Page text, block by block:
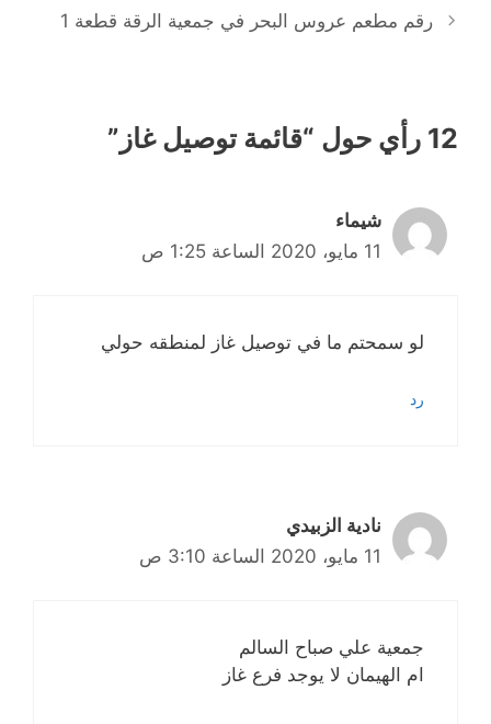
رقم مطعم عروس البحر في جمعية الرقة قطعة 1
12 رأي حول “قائمة توصيل غاز”
شيماء
11 مايو، 2020 الساعة 1:25 ص
لو سمحتم ما في توصيل غاز لمنطقه حولي
رد
نادية الزبيدي
11 مايو، 2020 الساعة 3:10 ص
جمعية علي صباح السالم
ام الهيمان لا يوجد فرع غاز